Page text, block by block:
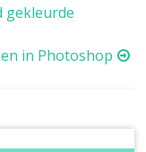
gekleurde
in Photoshop